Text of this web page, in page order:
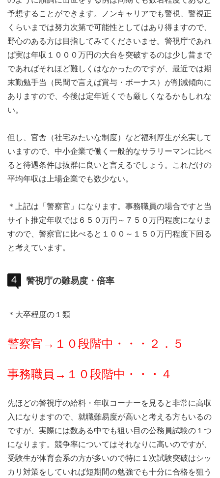
予想することができます。ノンキャリアでも警視、警視正
くらいまでは努力次第で可能性としてはあり得ますので、
野心のある方は目指してみてくださいませ。警視庁であれ
ば実は年収１０００万円の大台を突破するのは少し昔まで
であればそれほど難しくはなかったのですが、最近では期
末勤勉手当（民間で言えば賞与・ボーナス）が削減傾向に
ありますので、今後は定年近くでも厳しくなるかもしれな
い。
但し、官舎（社宅みたいな制度）など福利厚生が充実して
いますので、中小企業で働く一般的なサラリーマンに比べ
ると待遇条件は抜群に良いと言えるでしょう。これだけの
平均年収は上場企業でも数少ない。
＊上記は「警察官」になります。事務職員の場合ですと当
サイト推定年収では６５０万円～７５０万円程度になりま
すので、警察官に比べると１００～１５０万円程度下回る
と考えています。
警視庁の難易度・倍率
＊大卒程度の１類
警察官→１０段階中・・・２．５
事務職員→１０段階中・・・４
先ほどの警視庁の給料・年収コーナーを見ると非常に高収
入になりますので、就職難易度が高いと考える方もいるの
ですが、実際には数ある中でも狙い目の公務員試験の１つ
になります。競争率についてはそれなりに高いのですが、
受験生が体育会系の方が多いので特に１次試験突破はシッ
カリ対策をしていれば短期間の勉強でも十分に合格を狙う